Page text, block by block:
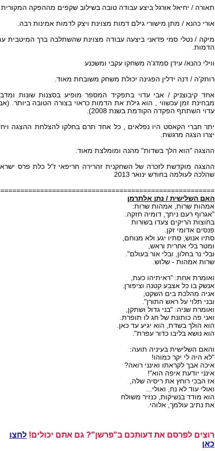
תאורה / יחיאל אורגל ביצע עבודה טובה בשילוב שקפים מההפקה
אורי כהנא / מתן מישורי גילם דמות מצוינת ויצק לדמות אמינות רבה.
מיקה / נטלי סמי פדאני ביצעה עבודה מצוינת שהשתלבה ברך המיטבית
הדמות.
ווילי כהנא/ עידן סמדג'ה משחקו עקבי ומשכנע
רותק'ה / דנה ידלין הפגינה יכולת משחק משובחת מאוד.
אחד קיבוצניק / אבי עדוי בתפקיד המספר מופיע בסצנות שונות
מבחינת זמן עכשווי , הוא גילת את הדמות כראוי בצורה הטובה ביותר.
עדוי השתתף הפקדה הקודמת בשנת 2008).
יתר חברי הקאסט היו נפלאים , כל אחד תרם בחלקו להצלחת ההצגה
יצרו הצגה מרגשת.
ההצגה "הוא הלך בשדות" מהנה ומומלצת מאוד.
ההצגה מוקדשת לזכרה של השחקנית זהרירה חריפאי ז"ל כלת פרס
שהלכה לעולמה בחודש ינואר 2013
האם השלישית / נתן אלתרמן
אמהות שרות, אמהות שרות:
"אגרוף רעם ניתך, דומיה חזקה.
בחוצות הריקים צעדו בשורות
פנסים אדומי זקן.
סתיו אנוש, סתיו יגע ולא מנוחם,
ומטר בלי אחרית וראש,
ובלי נר בחלון, ובלי אור בעולם".
שרות אמהות - שלוש.
ואומרת אחת: "ראיתיהו כעת,
אנשק בו כל אצבע קטנה וציפורן.
אניה מהלכת בים השקט,
ובני תלוי על ראש התורן".
ואומרת שניה: "בני גדול ושתקן,
ואני פה כותונת של חג לו תופרת.
הוא הולך בשדת, הוא יגיע עד כאן.
הוא נושא בליבו כדור עפרת".
והאם השלישית בעיניה תועה:
"לא היה לי יקר כמוהו!
איכה אבך לקראתו ואינני רואה?
אינני יודעת איפה הוא"!
אז הבכי רוחץ את ריסיה שלה,
ואולי עוד לא נח, ואולי...
הוא מודד בנשיקות, כנזיר משולח
את נתיב עולמך, אלוהי.
רוצים לפרסם את דעותכם ב"פרשן"? גם אתם יכולים! לחצו
כאן